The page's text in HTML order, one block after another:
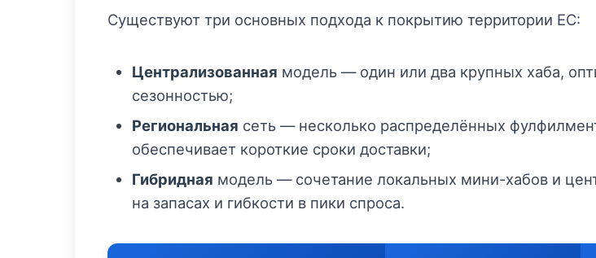
Существуют три основных подхода к покрытию территории ЕС:
Централизованная модель — один или два крупных хаба,
сезонностью;
Региональная сеть — несколько распределённых
обеспечивает короткие сроки доставки;
Гибридная модель — сочетание локальных мини-хабов и
на запасах и гибкости в пики спроса.